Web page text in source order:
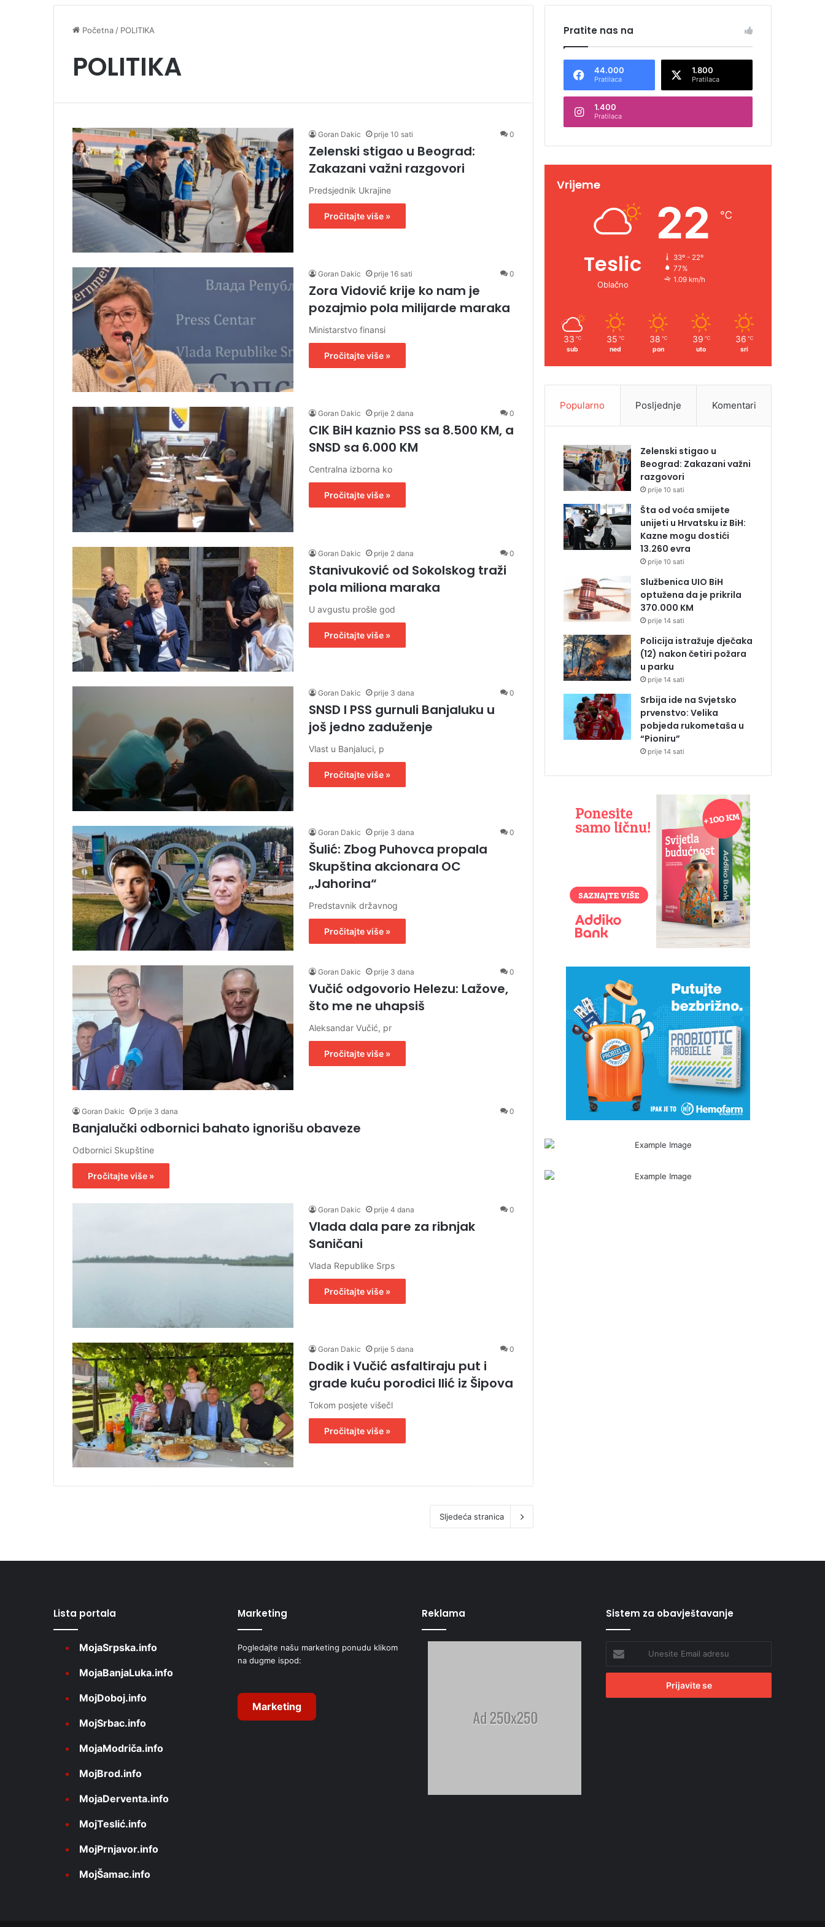
Početna/ POLITIKA
POLITIKA
Goran Dakic prije 10 sati 0
Zelenski stigao u Beograd:
Zakazani važni razgovori
Predsjednik Ukrajine
Pročitajte više »
Goran Dakic prije 16 sati 0
Zora Vidović krije ko nam je
pozajmio pola milijarde maraka
Ministarstvo finansi
Pročitajte više »
Goran Dakic prije 2 dana 0
CIK BiH kaznio PSS sa 8.500 KM, a
SNSD sa 6.000 KM
Centralna izborna ko
Pročitajte više »
Goran Dakic prije 2 dana 0
Stanivuković od Sokolskog traži
pola miliona maraka
U avgustu prošle god
Pročitajte više »
Goran Dakic prije 3 dana 0
SNSD I PSS gurnuli Banjaluku u
još jedno zaduženje
Vlast u Banjaluci, p
Pročitajte više »
Goran Dakic prije 3 dana 0
Šulić: Zbog Puhovca propala
Skupština akcionara OC
„Jahorina“
Predstavnik državnog
Pročitajte više »
Goran Dakic prije 3 dana 0
Vučić odgovorio Helezu: Lažove,
što me ne uhapsiš
Aleksandar Vučić, pr
Pročitajte više »
Goran Dakic prije 3 dana 0
Banjalučki odbornici bahato ignorišu obaveze
Odbornici Skupštine
Pročitajte više »
Goran Dakic prije 4 dana 0
Vlada dala pare za ribnjak
Saničani
Vlada Republike Srps
Pročitajte više »
Goran Dakic prije 5 dana 0
Dodik i Vučić asfaltiraju put i
grade kuću porodici Ilić iz Šipova
Tokom posjete višečl
Pročitajte više »
Sljedeća stranica
Pratite nas na
44.000
Pratilaca
1.800
Pratilaca
1.400
Pratilaca
Vrijeme
Teslic
Oblačno
22 ℃
33º - 22º
77%
1.09 km/h
33 ℃
sub
35 ℃
ned
38 ℃
pon
39 ℃
uto
36 ℃
sri
Popularno Posljednje Komentari
Zelenski stigao u
Beograd: Zakazani važni
razgovori
prije 10 sati
Šta od voća smijete
unijeti u Hrvatsku iz BiH:
Kazne mogu dostići
13.260 evra
prije 10 sati
Službenica UIO BiH
optužena da je prikrila
370.000 KM
prije 14 sati
Policija istražuje dječaka
(12) nakon četiri požara
u parku
prije 14 sati
Srbija ide na Svjetsko
prvenstvo: Velika
pobjeda rukometaša u
“Pioniru”
prije 14 sati
Lista portala
MojaSrpska.info
MojaBanjaLuka.info
MojDoboj.info
MojSrbac.info
MojaModriča.info
MojBrod.info
MojaDerventa.info
MojTeslić.info
MojPrnjavor.info
MojŠamac.info
Marketing
Pogledajte našu marketing ponudu klikom
na dugme ispod:
Marketing
Reklama Sistem za obavještavanje
Email
adresu